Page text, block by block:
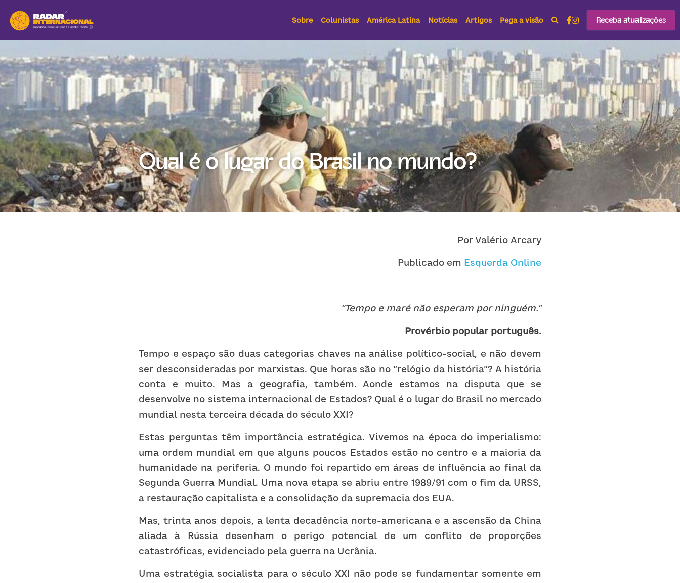
Sobre Colunistas América Latina Notícias Artigos Pega a visão Receba atualizações
Qual é o lugar do Brasil no mundo?
Por Valério Arcary
Publicado em Esquerda Online
“Tempo e maré não esperam por ninguém.”
Provérbio popular português.
Tempo e espaço são duas categorias chaves na análise político-social, e não devem
ser desconsideradas por marxistas. Que horas são no “relógio da história”? A história
conta e muito. Mas a geografia, também. Aonde estamos na disputa que se
desenvolve no sistema internacional de Estados? Qual é o lugar do Brasil no mercado
mundial nesta terceira década do século XXI?
Estas perguntas têm importância estratégica. Vivemos na época do imperialismo:
uma ordem mundial em que alguns poucos Estados estão no centro e a maioria da
humanidade na periferia. O mundo foi repartido em áreas de influência ao final da
Segunda Guerra Mundial. Uma nova etapa se abriu entre 1989/91 com o fim da URSS,
a restauração capitalista e a consolidação da supremacia dos EUA.
Mas, trinta anos depois, a lenta decadência norte-americana e a ascensão da China
aliada à Rússia desenham o perigo potencial de um conflito de proporções
catastróficas, evidenciado pela guerra na Ucrânia.
Uma estratégia socialista para o século XXI não pode se fundamentar somente em